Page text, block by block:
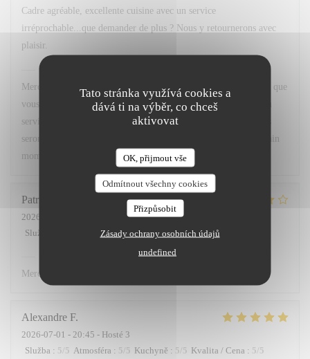
Tato stránka využívá cookies a
dává ti na výběr, co chceš
aktivovat
OK, přijmout vše
Odmítnout všechny cookies
Přizpůsobit
Zásady ochrany osobních údajů
undefined
Cadre agréable, excellente cuisine avec un service
irréprochable...que demander de plus ? Nous y retournerons avec
plaisir.
Merci beaucoup pour votre superbe retour ! Nous sommes ravis que
vous ayez apprécié le cadre, notre cuisine ainsi que la qualité du
service. Votre satisfaction est notre plus belle récompense. Nous
serons très heureux de vous accueillir à nouveau pour un prochain
moment gourmand. À très bientôt !
Patricia
2026-07-02
- 12:00 - Hosté 3
Služba
Atmosféra: 4/5 Kuchyně: 4/5 Kvalita / Cena
odpověděl na hodnocení
Merci.
Alexandre F
2026-07-01 - 20:45 - Hosté 3
Služba : 5/5 Atmosféra : 5/5 Kuchyně : 5/5 Kvalita / Cena : 5/5